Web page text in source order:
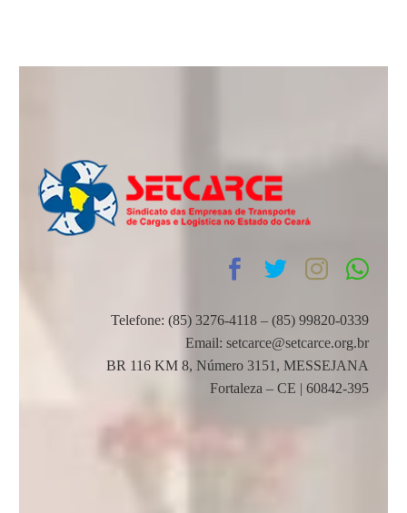
Telefone: (85) 3276-4118 – (85) 99820-0339
Email: setcarce@setcarce.org.br
BR 116 KM 8, Número 3151, MESSEJANA
Fortaleza – CE | 60842-395